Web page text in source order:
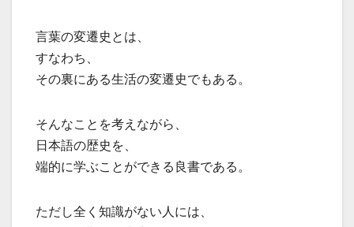
言葉の変遷史とは、
すなわち、
その裏にある生活の変遷史でもある。
そんなことを考えながら、
日本語の歴史を、
端的に学ぶことができる良書である。
ただし全く知識がない人には、